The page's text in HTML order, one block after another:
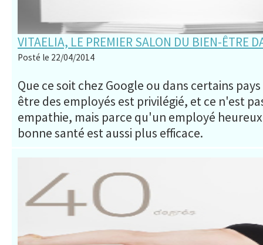
VITAELIA, LE PREMIER SALON DU BIEN-ÊTRE
Posté le 22/04/2014
Que ce soit chez Google ou dans certains
être des employés est privilégié, et ce n'est
empathie, mais parce qu'un employé
bonne santé est aussi plus efficace.